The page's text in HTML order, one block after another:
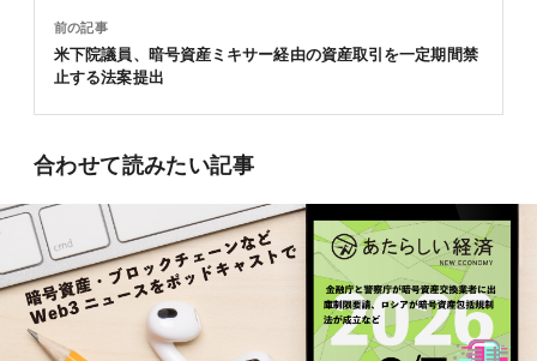
前の記事
米下院議員、暗号資産ミキサー経由の資産取引を一定期間禁
止する法案提出
合わせて読みたい記事